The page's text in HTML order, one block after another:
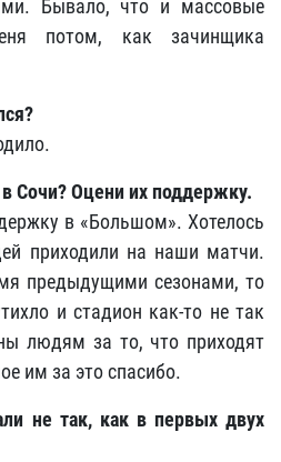
Бывало, что и массовые
потом, как зачинщика
Сочи? Оцени их поддержку.
в «Большом». Хотелось
приходили на наши матчи.
предыдущими сезонами, то
и стадион как-то не так
людям за то, что приходят
им за это спасибо.
не так, как в первых двух